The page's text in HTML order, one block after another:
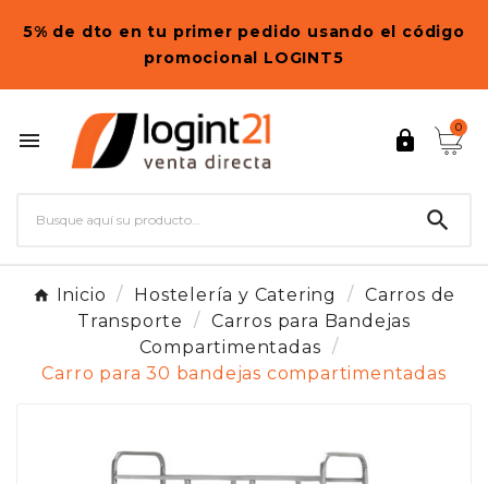
5% de dto en tu primer pedido usando el código
promocional LOGINT5
 
0

Inicio Hostelería y Catering
Carros de
Transporte
Carros para Bandejas
Compartimentadas
Carro para 30 bandejas compartimentadas